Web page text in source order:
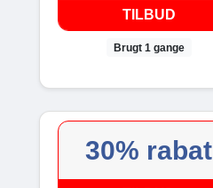
TILBUD
Brugt 1 gange
30% rabat